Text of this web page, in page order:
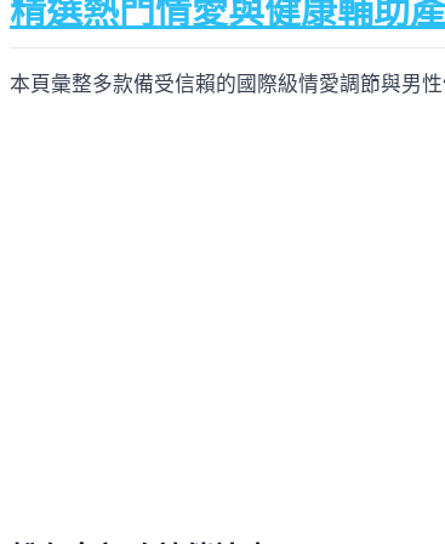
精選熱門情愛與健康輔助
本頁彙整多款備受信賴的國際級情愛調節與男